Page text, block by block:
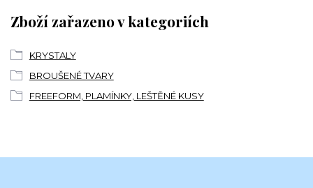
Zboží zařazeno v kategoriích
KRYSTALY
BROUŠENÉ TVARY
FREEFORM, PLAMÍNKY, LEŠTĚNÉ KUSY